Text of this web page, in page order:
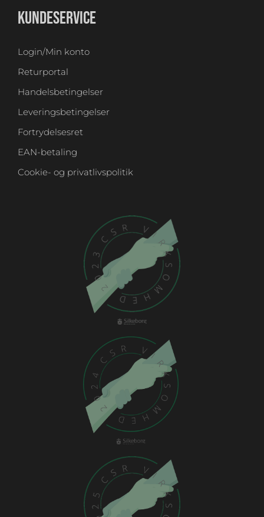
KUNDESERVICE
Login/Min konto
Returportal
Handelsbetingelser
Leveringsbetingelser
Fortrydelsesret
EAN-betaling
Cookie- og privatlivspolitik